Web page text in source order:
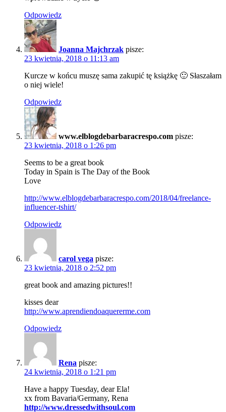
Odpowiedz
Joanna Majchrzak pisze:
23 kwietnia, 2018 o 11:13 am
Kurcze w końcu muszę sama zakupić tę książkę 🙂 Słaszałam
o niej wiele!
Odpowiedz
www.elblogdebarbaracrespo.com pisze:
23 kwietnia, 2018 o 1:26 pm
Seems to be a great book
Today in Spain is The Day of the Book
Love
http://www.elblogdebarbaracrespo.com/2018/04/freelance-
influencer-tshirt/
Odpowiedz
carol vega pisze:
23 kwietnia, 2018 o 2:52 pm
great book and amazing pictures!!
kisses dear
http://www.aprendiendoaquererme.com
Odpowiedz
Rena pisze:
24 kwietnia, 2018 o 1:21 pm
Have a happy Tuesday, dear Ela!
xx from Bavaria/Germany, Rena
http://www.dressedwithsoul.com